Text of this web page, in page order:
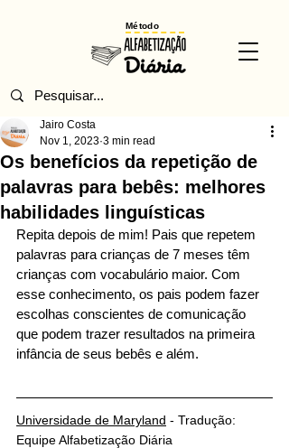
Método
Os benefícios da repetição de
palavras para bebês: melhores
habilidades linguísticas
Jairo Costa
Nov 1, 2023 3 min read
Repita depois de mim! Pais que repetem
palavras para crianças de 7 meses têm
crianças com vocabulário maior. Com
esse conhecimento, os pais podem fazer
escolhas conscientes de comunicação
que podem trazer resultados na primeira
infância de seus bebês e além.
Universidade de Maryland - Tradução:
Equipe Alfabetização Diária